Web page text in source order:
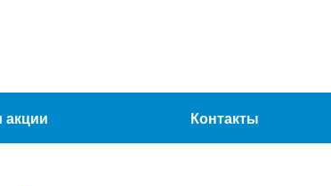
акции Контакты